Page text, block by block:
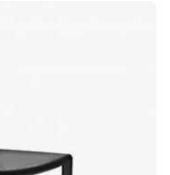
lounges of het
een uniforme
omgevingen.
is bestand tegen
is tegelijkertijd